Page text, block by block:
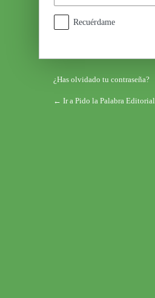
Recuérdame
¿Has olvidado tu contraseña?
← Ir a Pido la Palabra Editorial